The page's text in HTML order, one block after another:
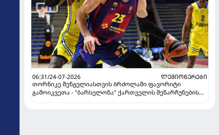
06:31/24-07-2026
ᲚᲔᲒᲘᲝᲜᲔᲠᲔᲑᲘ
თორნიკე შენგელიასთვის ბრძოლაში ფავორიტი
გამოიკვეთა - "ბარსელონა" ქართველის შენარჩუნების